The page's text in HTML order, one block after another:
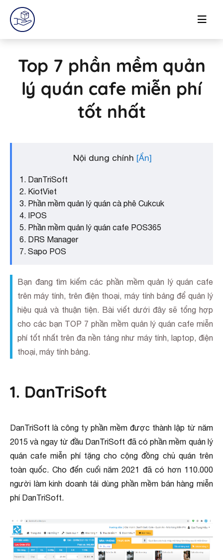
Top 7 phần mềm quản
lý quán cafe miễn phí
tốt nhất
Nội dung chính
1. DanTriSoft
2. KiotViet
3. Phần mềm quản lý quán cà phê Cukcuk
4. IPOS
5. Phần mềm quản lý quán cafe POS365
6. DRS Manager
7. Sapo POS
Bạn đang tìm kiếm các phần mềm quản lý quán cafe
trên máy tính, trên điện thoại, máy tính bảng để quản lý
hiệu quả và thuận tiện. Bài viết dưới đây sẽ tổng hợp
cho các bạn TOP 7 phần mềm quản lý quán cafe miễn
phí tốt nhất trên đa nền tảng như máy tính, laptop, điện
thoại, máy tính bảng.
1. DanTriSoft
DanTriSoft là công ty phần mềm được thành lập từ năm
2015 và ngay từ đầu DanTriSoft đã có phần mềm quản lý
quán cafe miễn phí tặng cho cộng đồng chủ quán trên
toàn quốc. Cho đến cuối năm 2021 đã có hơn 110.000
người làm kinh doanh tải dùng phần mềm bán hàng miễn
phí DanTriSoft.